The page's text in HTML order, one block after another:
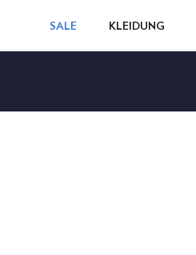
SALE KLEIDUNG